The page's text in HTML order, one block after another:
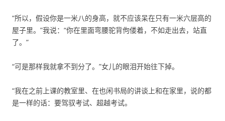
“所以，假设你是一米八的身高，就不应该呆在只有一米六层高的
屋子里。”我说：“你在里面弯腰驼背佝偻着，不如走出去，站直
了。”
“可是那样我就拿不到分了。”女儿的眼泪开始往下掉。
“我在之前上课的教室里、在也闲书局的讲谈上和在家里，说的都
是一样的话：要驾驭考试、超越考试。